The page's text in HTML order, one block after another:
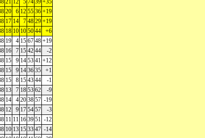
21 12 5 74 39 +35
20 6 12 55 36 +19
17 14 7 48 29 +19
18 10 10 50 44
+6
19 4 15 67 48 +19
16 7 15 42 44
-2
15 9 14 53 41 +12
15 9 14 36 35
+1
15 8 15 43 44
-1
13 7 18 53 62
-9
14 4 20 38 57 -19
12 9 17 54 57
-3
11 11 16 39 51 -12
10 13 15 33 47 -14